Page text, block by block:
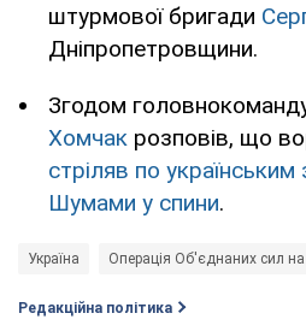
штурмової бригади
Дніпропетровщини.
Згодом
Хомчак розповів, що
стріляв по українським
Шумами у спини.
Україна Операція Об'єднаних сил на
Редакційна політика